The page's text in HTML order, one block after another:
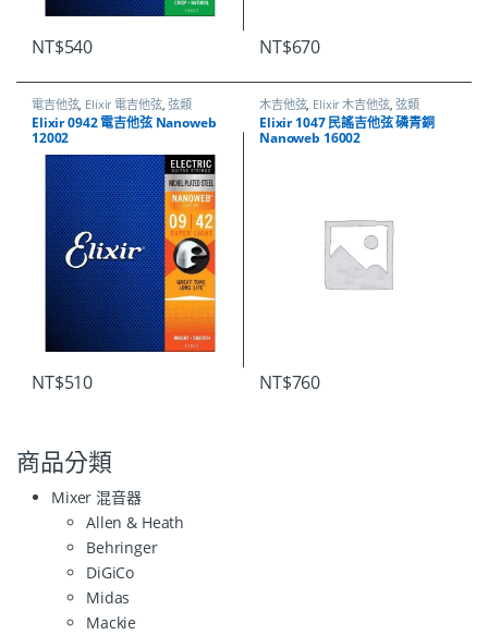
NT$540 NT$670
電吉他弦, Elixir 電吉他弦,弦類
Elixir 0942 電吉他弦 Nanoweb
12002
NT$510
木吉他弦, Elixir 木吉他弦,弦類
Elixir 1047 民謠吉他弦 磷青銅
Nanoweb 16002
NT$760
商品分類
Mixer 混音器
Allen & Heath
Behringer
DiGiCo
Midas
Mackie